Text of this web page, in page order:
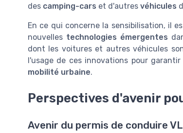
des camping-cars et d'autres véhicules
En ce qui concerne la sensibilisation, il
nouvelles technologies émergentes
dont les voitures et autres véhicules
l'usage de ces innovations pour
mobilité urbaine.
Perspectives d'avenir
Avenir du permis de conduire